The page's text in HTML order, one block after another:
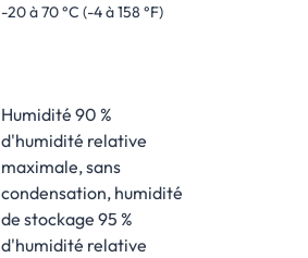
-20 à 70 °C (-4 à 158 °F)
Humidité 90 %
d'humidité relative
maximale, sans
condensation, humidité
de stockage 95 %
d'humidité relative